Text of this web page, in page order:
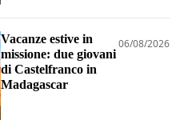
Vacanze estive in
missione: due giovani
di Castelfranco in
Madagascar
06/08/2026